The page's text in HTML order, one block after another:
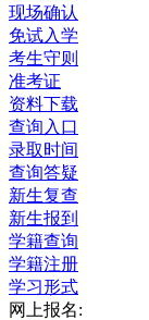
现场确认
免试入学
考生守则
准考证
资料下载
查询入口
录取时间
查询答疑
新生复查
新生报到
学籍查询
学籍注册
学习形式
网上报名: